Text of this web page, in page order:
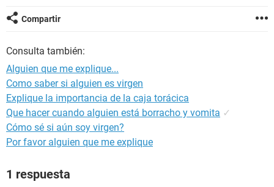
Compartir
Consulta también:
Alguien que me explique...
Como saber si alguien es virgen
Explique la importancia de la caja torácica
Que hacer cuando alguien está borracho y vomita ✓
Cómo sé si aún soy virgen?
Por favor alguien que me explique
1 respuesta